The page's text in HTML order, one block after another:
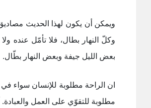
ويمكن أن يكون لهذا الحديث
وكلّ النهار بطال، فلا تأمّل عنده
بعض الليل جيفة وبعض النهار بطّال.
ان الراحة مطلوبة للإنسان سواء
مطلوبة للتقوّي علی العمل